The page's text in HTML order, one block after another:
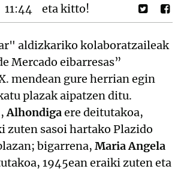
11:44 eta kitto!
aldizkariko kolaboratzaileak
Mercado eibarresas”
mendean gure herrian egin
plazak aipatzen ditu.
,Alhondigaere deitutakoa,
zuten sasoi hartako Plazido
bigarrena, Maria Angela
1945ean eraiki zuten eta